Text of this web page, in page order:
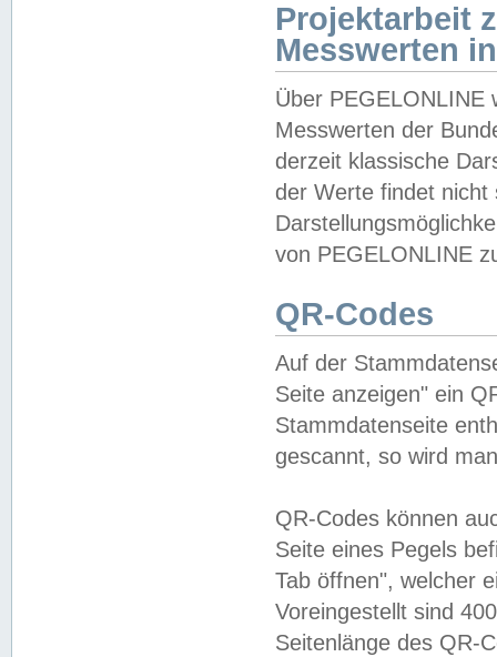
Projektarbeit
Messwerten
Über PEGELONLINE
Messwerten der
derzeit klassische
der Werte findet
von PEGELONLINE
QR-Codes
Auf der
Seite anzeigen" ein
Stammdatenseite
gescannt, so wird
QR-Codes können
Seite eines Pegels
Tab öffnen", welcher
Voreingestellt sind
Seitenlänge des QR-